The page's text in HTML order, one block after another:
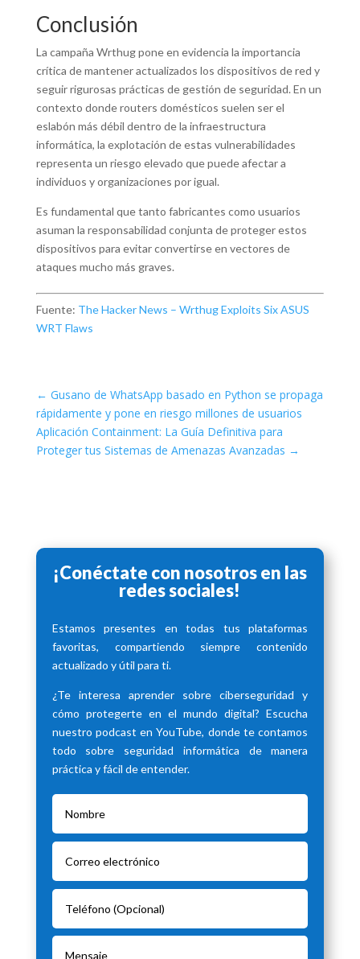
Conclusión
La campaña Wrthug pone en evidencia la importancia
crítica de mantener actualizados los dispositivos de red y
seguir rigurosas prácticas de gestión de seguridad. En un
contexto donde routers domésticos suelen ser el
eslabón más débil dentro de la infraestructura
informática, la explotación de estas vulnerabilidades
representa un riesgo elevado que puede afectar a
individuos y organizaciones por igual.
Es fundamental que tanto fabricantes como usuarios
asuman la responsabilidad conjunta de proteger estos
dispositivos para evitar convertirse en vectores de
ataques mucho más graves.
Fuente: The Hacker News – Wrthug Exploits Six ASUS
WRT Flaws
← Gusano de WhatsApp basado en Python se propaga
rápidamente y pone en riesgo millones de usuarios
Aplicación Containment: La Guía Definitiva para
Proteger tus Sistemas de Amenazas Avanzadas →
¡Conéctate con nosotros en las
redes sociales!
Estamos presentes en todas tus plataformas
favoritas, compartiendo siempre contenido
actualizado y útil para ti.
¿Te interesa aprender sobre ciberseguridad y
cómo protegerte en el mundo digital? Escucha
nuestro podcast en YouTube, donde te contamos
todo sobre seguridad informática de manera
práctica y fácil de entender.